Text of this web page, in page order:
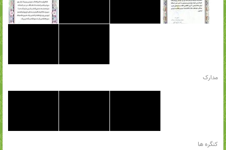
مدارک
کنگره ها